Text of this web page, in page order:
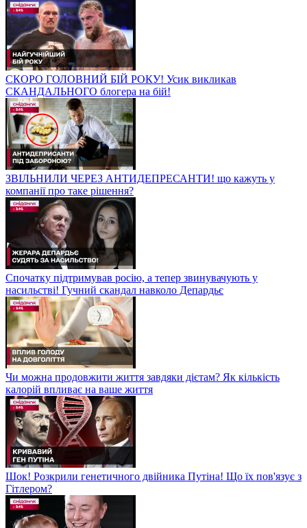
СКОРО ГОЛОВНИЙ БІЙ РОКУ! Усик викликав
СКАНДАЛЬНОГО блогера на бій!
ЗВІЛЬНИЛИ ЧЕРЕЗ АНТИДЕПРЕСАНТИ! що кажуть у
компанії про таке рішення?
Спочатку підтримував росію, а тепер звинувачують у
насильстві! Гучний скандал навколо Депардьє
Чи можна продовжити життя завдяки дієтам? Як кількість
калорій впливає на ваше життя
Шок! Розкрили генетичного двійника Путіна! Що їх пов'язує з
Гітлером?